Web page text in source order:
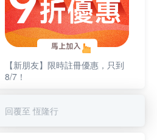
【新朋友】限時註冊優惠，只到
8/7！
回覆至 恆隆行